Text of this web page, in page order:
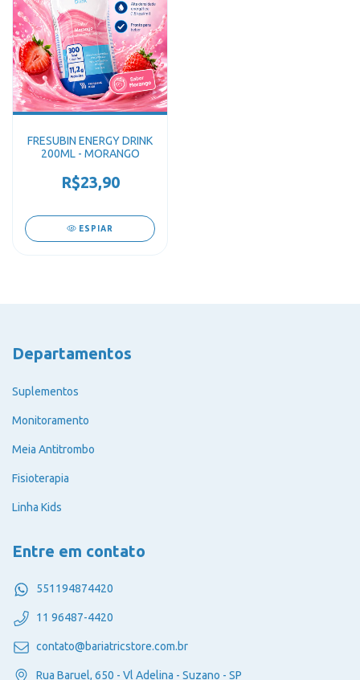
FRESUBIN ENERGY DRINK
200ML - MORANGO
R$23,90
ESPIAR
Departamentos
Suplementos
Monitoramento
Meia Antitrombo
Fisioterapia
Linha Kids
Entre em contato
551194874420
11 96487-4420
contato@bariatricstore.com.br
Rua Baruel, 650 - Vl Adelina - Suzano - SP